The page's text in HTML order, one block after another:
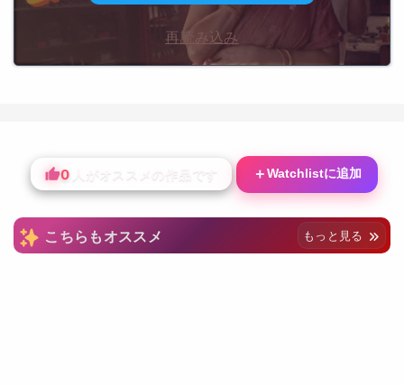
再読み込み
0 人がオススメの作品です ＋Watchlistに追加
こちらもオススメ もっと見る